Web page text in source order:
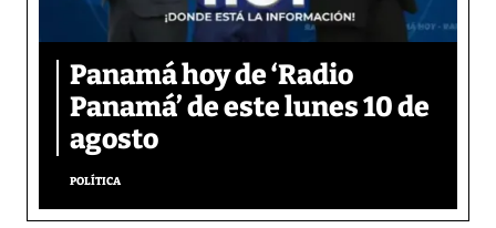
Panamá hoy de ‘Radio
Panamá’ de este lunes 10 de
agosto
POLÍTICA